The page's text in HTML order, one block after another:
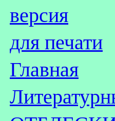
версия
для печати
Главная